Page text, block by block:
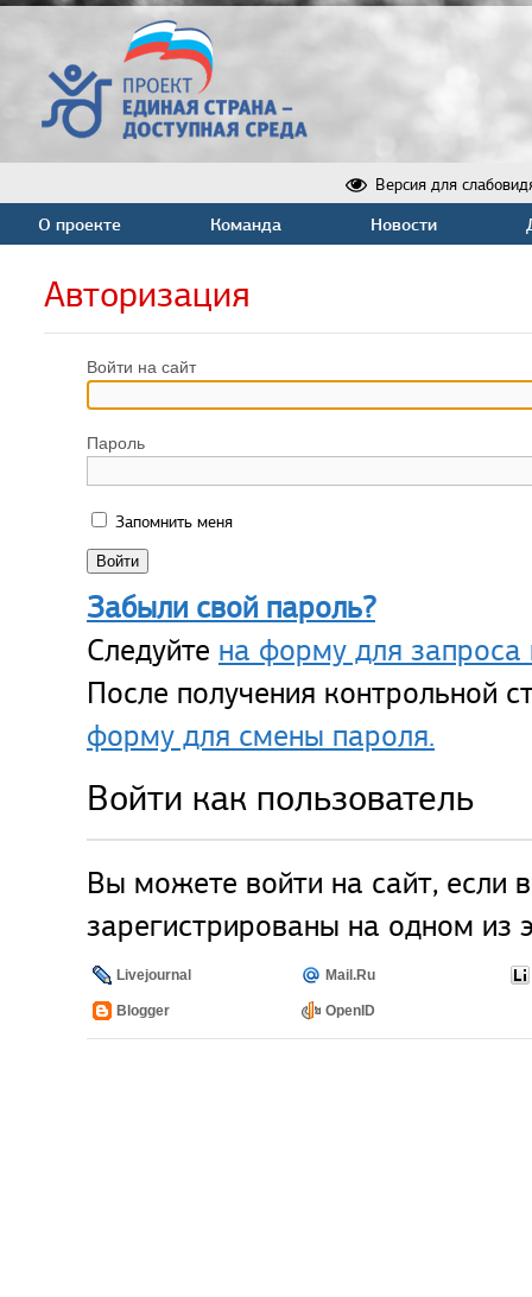
Версия для
О проекте Команда Новости
Авторизация
Войти на сайт
Пароль
Запомнить меня
Забыли свой пароль?
Следуйте на форму для запроса
После получения контрольной
форму для смены пароля.
Войти как пользователь
Вы можете войти на сайт, если
зарегистрированы на одном из
Livejournal Mail.Ru
Blogger OpenID